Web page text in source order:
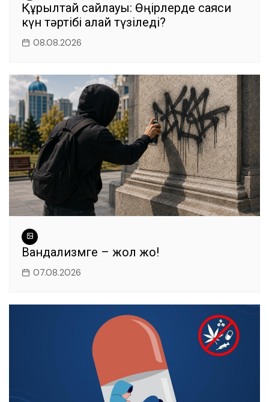
Құрылтай сайлауы: Өңірлерде саяси
күн тәртібі қалай түзіледі?
08.08.2026
Вандализмге – жол жоқ!
07.08.2026